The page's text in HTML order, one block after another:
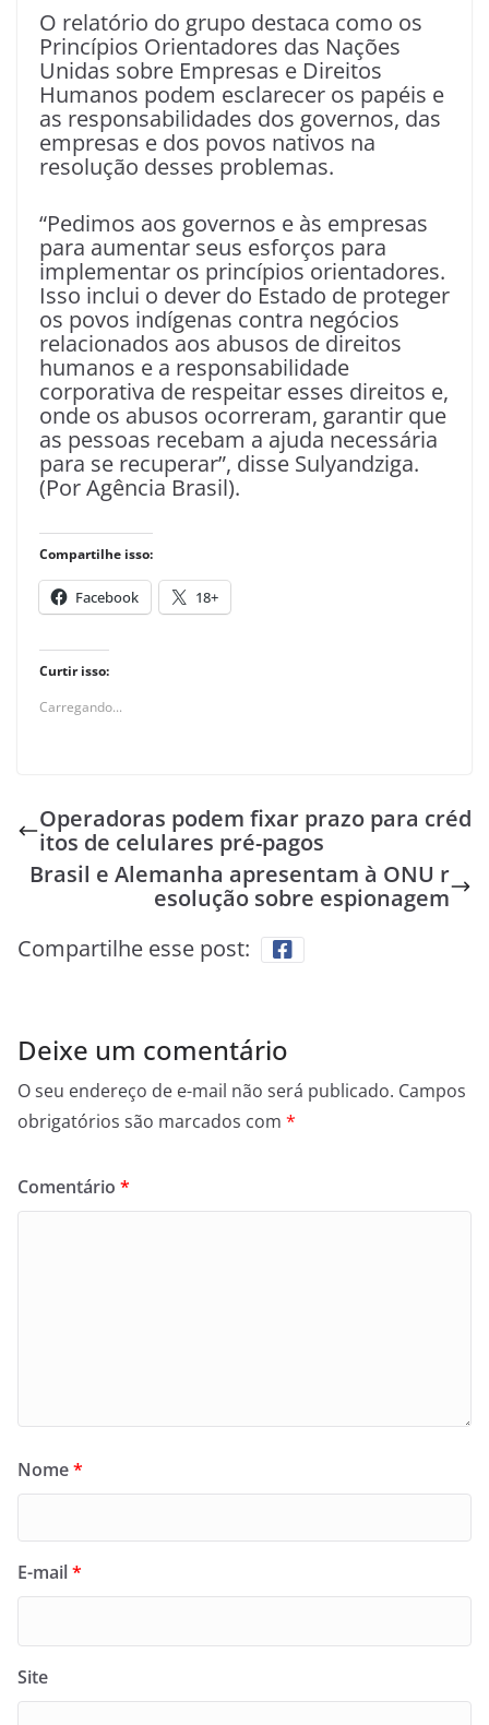
O relatório do grupo destaca como os
Princípios Orientadores das Nações
Unidas sobre Empresas e Direitos
Humanos podem esclarecer os papéis e
as responsabilidades dos governos, das
empresas e dos povos nativos na
resolução desses problemas.
“Pedimos aos governos e às empresas
para aumentar seus esforços para
implementar os princípios orientadores.
Isso inclui o dever do Estado de proteger
os povos indígenas contra negócios
relacionados aos abusos de direitos
humanos e a responsabilidade
corporativa de respeitar esses direitos e,
onde os abusos ocorreram, garantir que
as pessoas recebam a ajuda necessária
para se recuperar”, disse Sulyandziga.
(Por Agência Brasil).
Compartilhe isso:
Facebook 18+
Curtir isso:
Carregando...
Operadoras podem fixar prazo para créd
itos de celulares pré-pagos
Brasil e Alemanha apresentam à ONU r
esolução sobre espionagem
Compartilhe esse post:
Deixe um comentário
O seu endereço de e-mail não será publicado. Campos
obrigatórios são marcados com *
Comentário *
Nome*
E-mail*
Site